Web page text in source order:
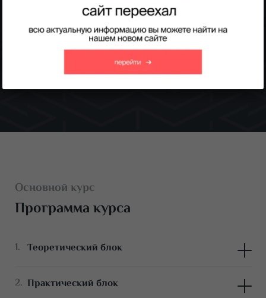
направлена на улучшение состояния кожи, ее
омоложение и восстановление. Метод доставки в
глубокие слои кожи полезных веществ без инъекций.
Получить консультацию
Основной курс
Программа курса
Теоретический блок
Практический блок